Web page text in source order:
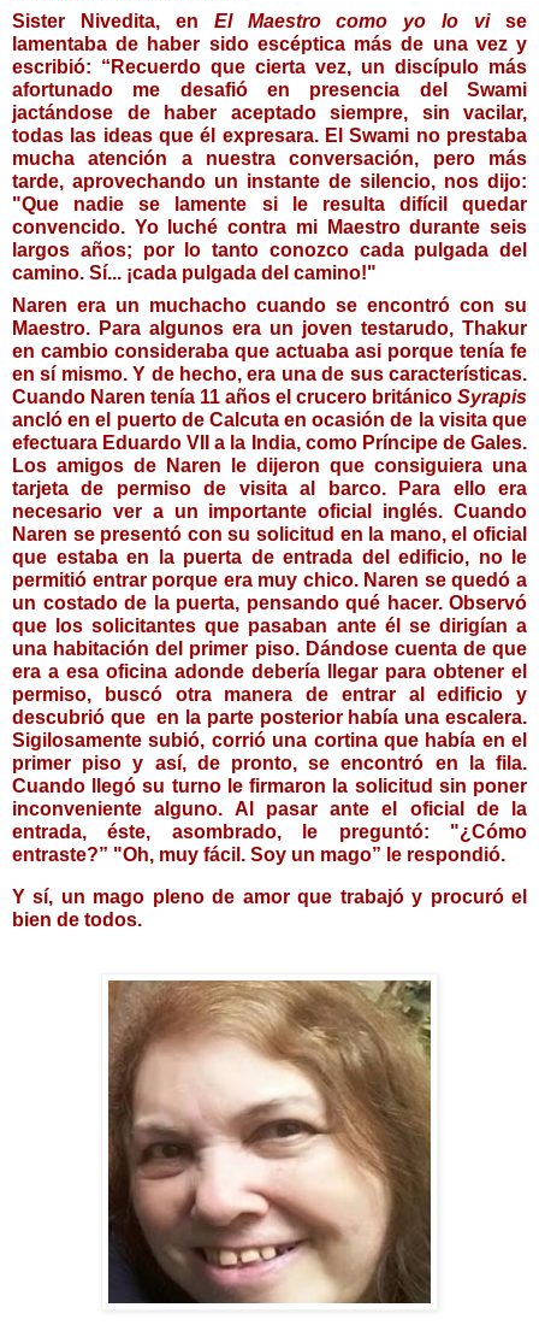
Sister Nivedita, en El Maestro como yo lo vi se
lamentaba de haber sido escéptica más de una vez y
escribió: “Recuerdo que cierta vez, un discípulo más
afortunado me desafió en presencia del Swami
jactándose de haber aceptado siempre, sin vacilar,
todas las ideas que él expresara. El Swami no prestaba
mucha atención a nuestra conversación, pero más
tarde, aprovechando un instante de silencio, nos dijo:
"Que nadie se lamente si le resulta difícil quedar
convencido. Yo luché contra mi Maestro durante seis
largos años; por lo tanto conozco cada pulgada del
camino. Sí... ¡cada pulgada del camino!"
Naren era un muchacho cuando se encontró con su
Maestro. Para algunos era un joven testarudo, Thakur
en cambio consideraba que actuaba asi porque tenía fe
en sí mismo. Y de hecho, era una de sus características.
Cuando Naren tenía 11 años el crucero británico Syrapis
ancló en el puerto de Calcuta en ocasión de la visita que
efectuara Eduardo VII a la India, como Príncipe de Gales.
Los amigos de Naren le dijeron que consiguiera una
tarjeta de permiso de visita al barco. Para ello era
necesario ver a un importante oficial inglés. Cuando
Naren se presentó con su solicitud en la mano, el oficial
que estaba en la puerta de entrada del edificio, no le
permitió entrar porque era muy chico. Naren se quedó a
un costado de la puerta, pensando qué hacer. Observó
que los solicitantes que pasaban ante él se dirigían a
una habitación del primer piso. Dándose cuenta de que
era a esa oficina adonde debería llegar para obtener el
permiso, buscó otra manera de entrar al edificio y
descubrió que  en la parte posterior había una escalera.
Sigilosamente subió, corrió una cortina que había en el
primer piso y así, de pronto, se encontró en la fila.
Cuando llegó su turno le firmaron la solicitud sin poner
inconveniente alguno. Al pasar ante el oficial de la
entrada, éste, asombrado, le preguntó: "¿Cómo
entraste?” "Oh, muy fácil. Soy un mago” le respondió.
Y sí, un mago pleno de amor que trabajó y procuró el
bien de todos.